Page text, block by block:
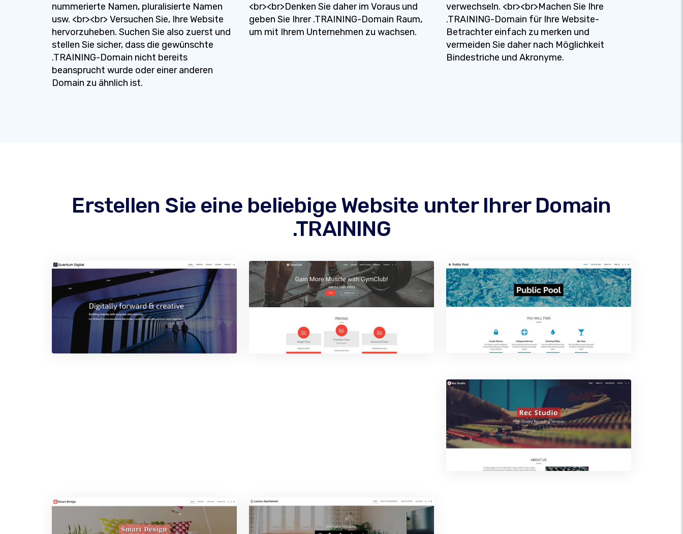
nummerierte Namen, pluralisierte Namen
usw. <br><br> Versuchen Sie, Ihre Website
hervorzuheben. Suchen Sie also zuerst und
stellen Sie sicher, dass die gewünschte
.TRAINING-Domain nicht bereits
beansprucht wurde oder einer anderen
Domain zu ähnlich ist.
<br><br>Denken Sie daher im Voraus und
geben Sie Ihrer .TRAINING-Domain Raum,
um mit Ihrem Unternehmen zu wachsen.
verwechseln. <br><br>Machen Sie Ihre
.TRAINING-Domain für Ihre Website-
Betrachter einfach zu merken und
vermeiden Sie daher nach Möglichkeit
Bindestriche und Akronyme.
Erstellen Sie eine beliebige Website unter Ihrer Domain
.TRAINING